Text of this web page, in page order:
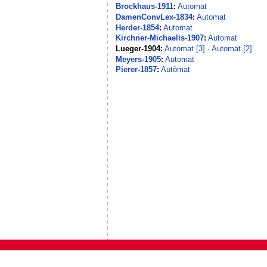
Brockhaus-1911: Automat
DamenConvLex-1834: Automat
Herder-1854: Automat
Kirchner-Michaelis-1907: Automat
Lueger-1904: Automat [3] ·Automat [2]
Meyers-1905: Automat
Pierer-1857: Autŏmat